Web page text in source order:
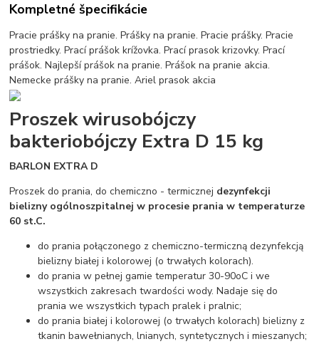
Kompletné špecifikácie
Pracie prášky na pranie. Prášky na pranie. Pracie prášky. Pracie
prostriedky. Prací prášok krížovka. Prací prasok krizovky. Prací
prášok. Najlepší prášok na pranie. Prášok na pranie akcia.
Nemecke prášky na pranie. Ariel prasok akcia
Proszek wirusobójczy
bakteriobójczy Extra D 15 kg
BARLON EXTRA D
Proszek do prania, do chemiczno - termicznej dezynfekcji
bielizny ogólnoszpitalnej w procesie prania w temperaturze
60 st.C.
do prania połączonego z chemiczno-termiczną dezynfekcją
bielizny białej i kolorowej (o trwałych kolorach).
do prania w pełnej gamie temperatur 30-90oC i we
wszystkich zakresach twardości wody. Nadaje się do
prania we wszystkich typach pralek i pralnic;
do prania białej i kolorowej (o trwałych kolorach) bielizny z
tkanin bawełnianych, lnianych, syntetycznych i mieszanych;